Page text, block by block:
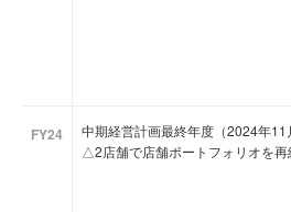
FY24
中期経営計画最終年度（2024年
△2店舗で店舗ポートフォリオを